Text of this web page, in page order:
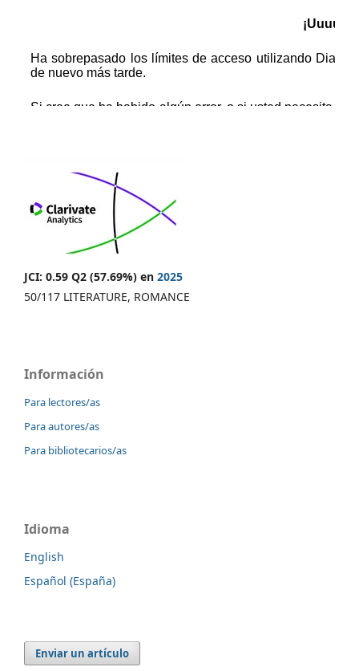
JCI: 0.59 Q2 (57.69%) en 2025
50/117 LITERATURE, ROMANCE
Información
Para lectores/as
Para autores/as
Para bibliotecarios/as
Idioma
English
Español (España)
Enviar un artículo